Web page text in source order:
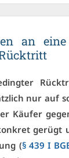
an
nur auf
Käu­fer
ge­rügt
(§ 439 I